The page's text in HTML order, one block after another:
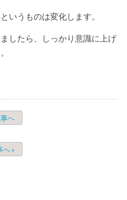
いうものは変化します。
したら、しっかり意識に上げ
へ
へ »